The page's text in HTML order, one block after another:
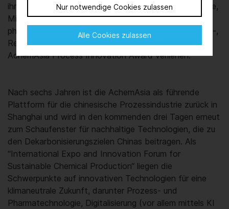
Nur notwendige Cookies zulassen
Alle Cookies zulassen
ihre Innovationen in den Bereichen Pumpen und Ventile,
Misch- und Trenntechnologien, chemische und
pharmazeutische Verarbeitung sowie intelligente Mess-,
Regel- und Prozessleittechnik. Erstmals wird auch der
AchemAsia Process Innovation Award verliehen.
Nach sechs Jahren ist die AchemAsia als führende
Plattform für die chinesische Prozessindustrie zurück in
Shanghai und wird in den kommenden drei Tagen erneut
zum Schaufenster für nachhaltige Technologien, die zu
den Dekarbonisierungszielen Chinas beitragen. Als
“International Expo and Innovation Forum for
Sustainable Chemical Production“ liegen die
Schwerpunkte auf innovativen Technologien für eine
klimaneutrale Zukunft, darunter Prozess- und
Pharmatechnologie, Digitalisierung (vor allem mittels KI